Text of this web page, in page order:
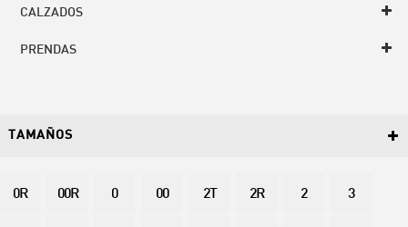
CALZADOS
PRENDAS
TAMAÑOS
0R 00R 0 00 2T 2R 2 3